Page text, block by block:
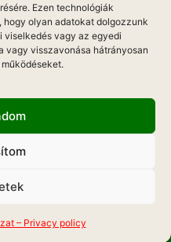
Ezen technológiák
olyan adatokat dolgozzunk
viselkedés vagy az egyedi
vagy visszavonása hátrányosan
– Privacy policy
ONMEDIAWEB